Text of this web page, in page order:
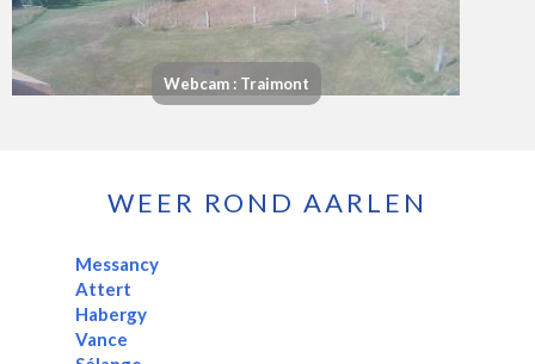
Webcam : Traimont
WEER ROND AARLEN
Messancy
Attert
Habergy
Vance